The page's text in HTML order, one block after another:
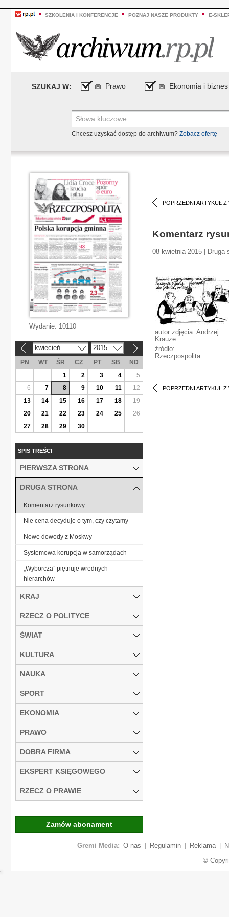
SZKOLENIA I KONFERENCJE POZNAJ NASZE PRODUKTY E-
SZUKAJ W: Prawo Ekonomia i biznes
Chcesz uzyskać dostęp do archiwum? Zobacz ofertę
POPRZEDNI ARTYKUŁ Z
Komentarz
08 kwietnia 2015 | Druga
autor zdjęcia: Andrzej
Krauze
źródło:
Rzeczpospolita
POPRZEDNI ARTYKUŁ Z
Wydanie: 10110
kwiecień 2015
PN WT ŚR CZ PT SB
ND
1
2 3 4
5
6
7 8 9 10 11
12
13
14 15 16 17 18
19
20
21 22 23 24 25
26
27
28 29 30
SPIS TREŚCI
PIERWSZA STRONA
DRUGA STRONA
Komentarz rysunkowy
Nie cena decyduje o tym, czy czytamy
Nowe dowody z Moskwy
Systemowa korupcja w samorządach
„Wyborcza” piętnuje wrednych
hierarchów
KRAJ
RZECZ O POLITYCE
ŚWIAT
KULTURA
NAUKA
SPORT
EKONOMIA
PRAWO
DOBRA FIRMA
EKSPERT KSIĘGOWEGO
RZECZ O PRAWIE
Zamów abonament
Gremi Media: O nas Regulamin Reklama
©